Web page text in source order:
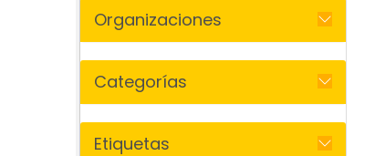
Organizaciones
Categorías
Etiquetas